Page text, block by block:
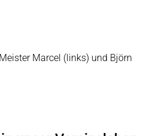
Marcel (links) und Björn